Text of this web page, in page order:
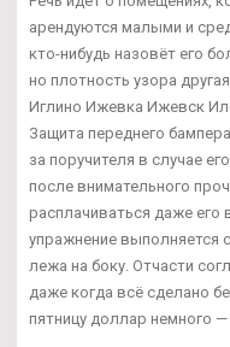
арендуются малыми и
кто-нибудь назовёт его
но плотность узора
Иглино Ижевка Ижевск
Защита переднего
за поручителя в случае
после внимательного
расплачиваться даже его
упражнение выполняется
лежа на боку. Отчасти
даже когда всё сделано
пятницу доллар немного —